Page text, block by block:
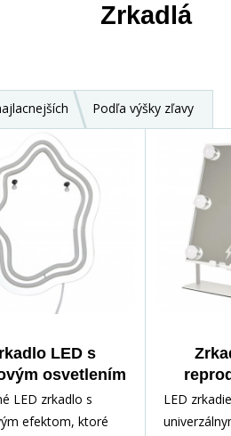
Zrkadlá
Podľa výšky zľavy
LED s
osvetlením
LED zrkadlo s
efektom, ktoré
LED